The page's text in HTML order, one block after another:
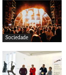
Sociedade